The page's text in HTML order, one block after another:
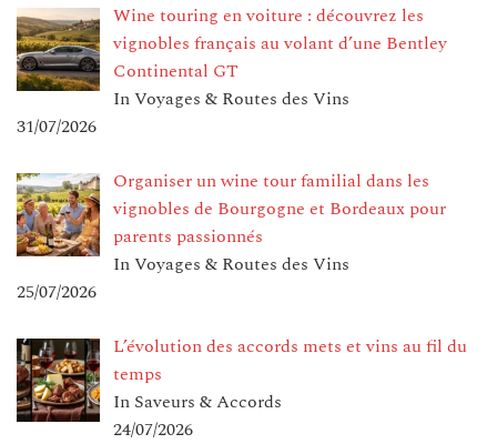
Wine touring en voiture : découvrez les
vignobles français au volant d’une Bentley
Continental GT
In Voyages & Routes des Vins
31/07/2026
Organiser un wine tour familial dans les
vignobles de Bourgogne et Bordeaux pour
parents passionnés
In Voyages & Routes des Vins
25/07/2026
L’évolution des accords mets et vins au fil du
temps
In Saveurs & Accords
24/07/2026